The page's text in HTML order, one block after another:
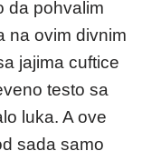
da pohvalim
na ovim divnim
jajima cuftice
testo sa
luka. A ove
sada samo